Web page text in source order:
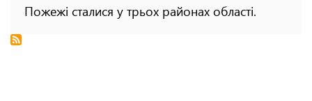
Пожежі сталися у трьох районах області.